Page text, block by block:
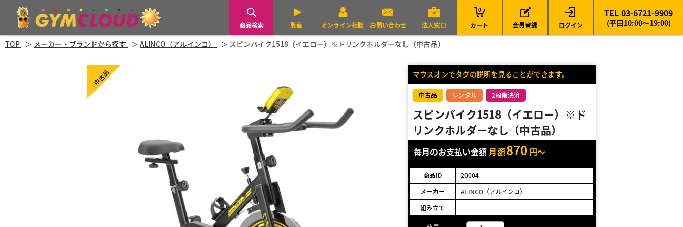
商品検索 動画 オンライン相談 お問い合わせ 法人窓口 カート
0
会員登録 ログイン
TEL 03-6721-9909
(平日10:00～19:00)
TOP メーカー・ブランドから探す ALINCO（アルインコ） スピンバイク1518（イエロー）※ドリンクホルダーなし（中古品）
中古品 マウスオンでタグの説明を見ることができます。
中古品 レンタル 2段階決済
スピンバイク1518（イエロー）※ド
リンクホルダーなし（中古品）
毎月のお支払い金額 月額870 円～
商品ID
20004
メーカー
ALINCO（アルインコ）
組み立て